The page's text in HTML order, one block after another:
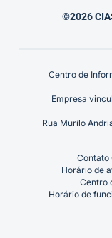
©2026
Centro de
Empresa
Rua Murilo
Contato
Horário de
Centro
Horário de